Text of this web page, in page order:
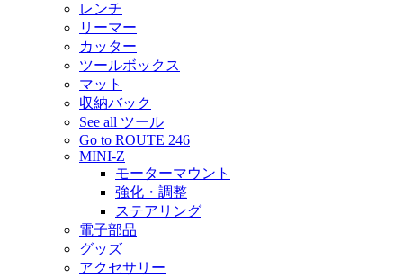
レンチ
リーマー
カッター
ツールボックス
マット
収納バック
See all ツール
Go to ROUTE 246
MINI-Z
モーターマウント
強化・調整
ステアリング
電子部品
グッズ
アクセサリー